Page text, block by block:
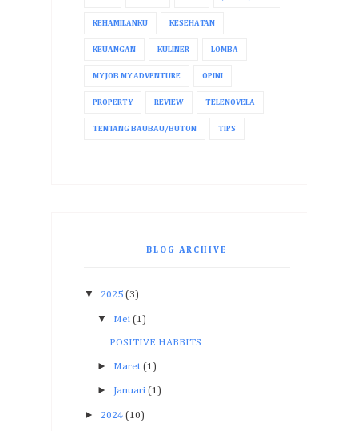
KEHAMILANKU KESEHATAN
KEUANGAN KULINER LOMBA
MY JOB MY ADVENTURE OPINI
PROPERTY REVIEW TELENOVELA
TENTANG BAUBAU/BUTON TIPS
BLOG ARCHIVE
▼ 2025 (3)
▼ Mei (1)
POSITIVE HABBITS
► Maret (1)
► Januari (1)
► 2024 (10)